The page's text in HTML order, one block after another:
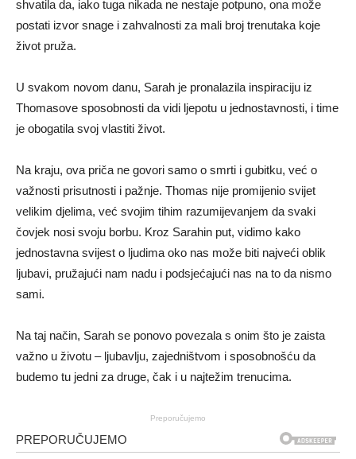
shvatila da, iako tuga nikada ne nestaje potpuno, ona može
postati izvor snage i zahvalnosti za mali broj trenutaka koje
život pruža.
U svakom novom danu, Sarah je pronalazila inspiraciju iz
Thomasove sposobnosti da vidi ljepotu u jednostavnosti, i time
je obogatila svoj vlastiti život.
Na kraju, ova priča ne govori samo o smrti i gubitku, već o
važnosti prisutnosti i pažnje. Thomas nije promijenio svijet
velikim djelima, već svojim tihim razumijevanjem da svaki
čovjek nosi svoju borbu. Kroz Sarahin put, vidimo kako
jednostavna svijest o ljudima oko nas može biti najveći oblik
ljubavi, pružajući nam nadu i podsjećajući nas na to da nismo
sami.
Na taj način, Sarah se ponovo povezala s onim što je zaista
važno u životu – ljubavlju, zajedništvom i sposobnošću da
budemo tu jedni za druge, čak i u najtežim trenucima.
Preporučujemo